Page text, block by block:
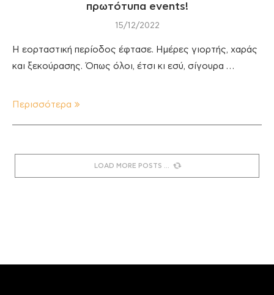
πρωτότυπα events!
15/12/2022
Η εορταστική περίοδος έφτασε. Ημέρες γιορτής, χαράς
και ξεκούρασης. Όπως όλοι, έτσι κι εσύ, σίγουρα …
Περισσότερα
LOAD MORE POSTS